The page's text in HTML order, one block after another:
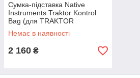
Сумка-підставка Native
Instruments Traktor Kontrol
Bag (для TRAKTOR
KONTROL F1, Z1 і X1)
Немає в наявності
2 160 ₴